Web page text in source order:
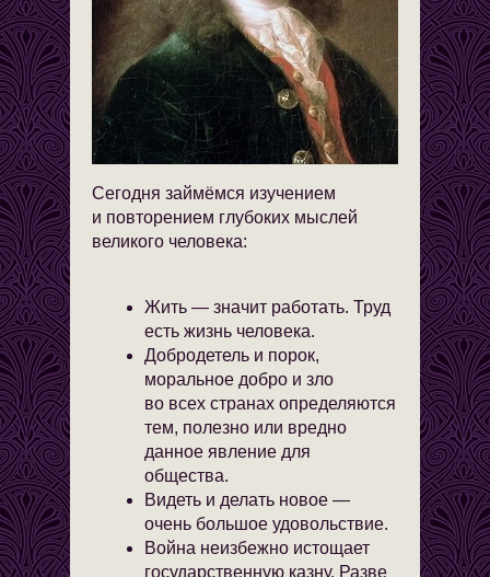
Сегодня займёмся изучением
и повторением глубоких мыслей
великого человека:
Жить — значит работать. Труд
есть жизнь человека.
Добродетель и порок,
моральное добро и зло
во всех странах определяются
тем, полезно или вредно
данное явление для
общества.
Видеть и делать новое —
очень большое удовольствие.
Война неизбежно истощает
государственную казну. Разве